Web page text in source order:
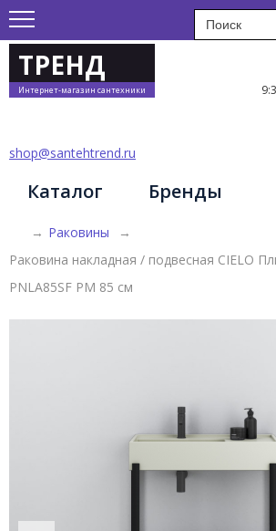
ТРЕНД
Интернет-магазин сантехники
shop@santehtrend.ru
Каталог Бренды
→ Раковины
→
Раковина накладная / подвесная CIELO
PNLA85SF PM 85 см